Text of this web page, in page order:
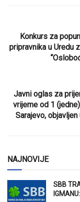
Konkurs za
pripravnika u Uredu
Javni oglas za
vrijeme od 1
Sarajevo,
NAJNOVIJE
SBB